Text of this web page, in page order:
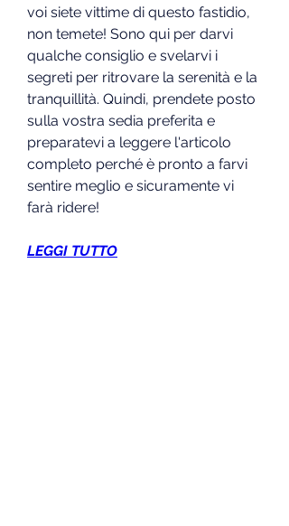
voi siete vittime di questo fastidio,
non temete! Sono qui per darvi
qualche consiglio e svelarvi i
segreti per ritrovare la serenità e la
tranquillità. Quindi, prendete posto
sulla vostra sedia preferita e
preparatevi a leggere l'articolo
completo perché è pronto a farvi
sentire meglio e sicuramente vi
farà ridere!
LEGGI TUTTO